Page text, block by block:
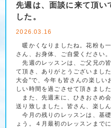
先週は、面談に来て頂い
した。
2026.03.16
暖かくなりましたね。花粉も
さん、お身体、ご自愛ください。
先週のレッスンは、ご父兄の
て頂き、ありがとうございまし
大会”で、今年も皆さんの楽しい
しい時間を過ごさせて頂きました
また、先週末に、ひきおさめ
送り致しました。皆さん、楽し
今月の残りのレッスンは、基
ょう。４月最初のレッスンまで